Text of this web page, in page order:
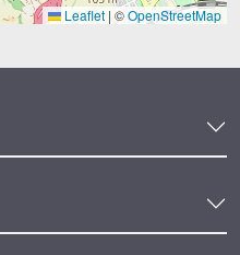
Leaflet | ©OpenStreetMap